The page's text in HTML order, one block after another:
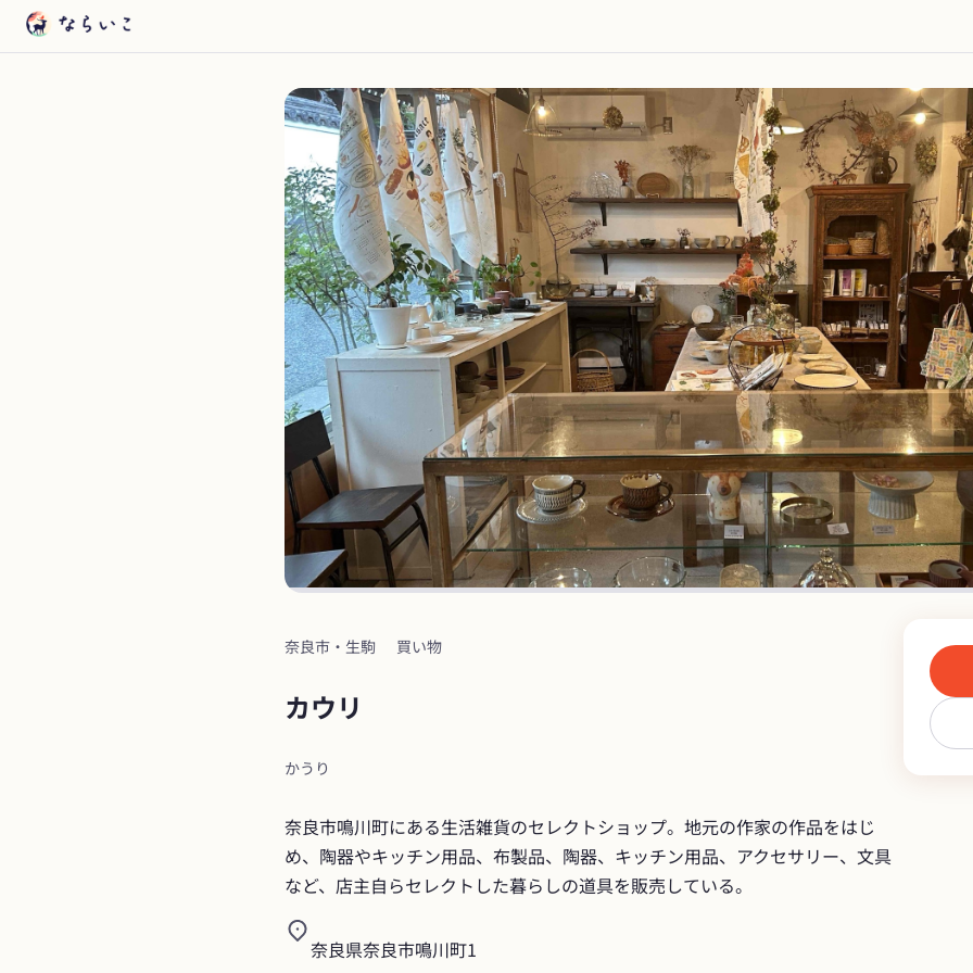
奈良市・生駒 買い物
カウリ
かうり
奈良市鳴川町にある生活雑貨のセレクトショップ。地元の作家の作品をはじ
め、陶器やキッチン用品、布製品、陶器、キッチン用品、アクセサリー、文具
など、店主自らセレクトした暮らしの道具を販売している。
奈良県奈良市鳴川町1